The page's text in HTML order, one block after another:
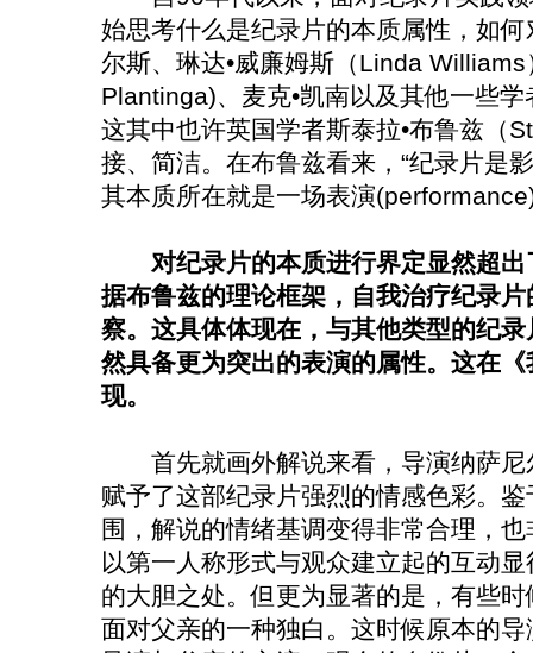
始思考什么是纪录片的本质属性，如
尔斯、琳达•威廉姆斯（Linda
Plantinga)、麦克•凯南以及其他一些
这其中也许英国学者斯泰拉•布鲁兹（
接、简洁。在布鲁兹看来，“纪录片是
其本质所在就是一场表演
对纪录片的本质进行界定显然超
据布鲁兹的理论框架，自我治疗纪录
察。这具体体现在，与其他类型的纪
然具备更为突出的表演的属性。这在
现。
首先就画外解说来看，导演纳萨尼
赋予了这部纪录片强烈的情感色彩。
围，解说的情绪基调变得非常合理，
以第一人称形式与观众建立起的互动
的大胆之处。但更为显著的是，有些
面对父亲的一种独白。这时候原本的